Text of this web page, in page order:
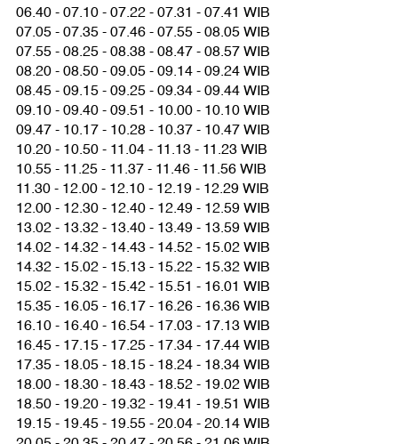
06.40 - 07.10 - 07.22 - 07.31 - 07.41 WIB
07.05 - 07.35 - 07.46 - 07.55 - 08.05 WIB
07.55 - 08.25 - 08.38 - 08.47 - 08.57 WIB
08.20 - 08.50 - 09.05 - 09.14 - 09.24 WIB
08.45 - 09.15 - 09.25 - 09.34 - 09.44 WIB
09.10 - 09.40 - 09.51 - 10.00 - 10.10 WIB
09.47 - 10.17 - 10.28 - 10.37 - 10.47 WIB
10.20 - 10.50 - 11.04 - 11.13 - 11.23 WIB
10.55 - 11.25 - 11.37 - 11.46 - 11.56 WIB
11.30 - 12.00 - 12.10 - 12.19 - 12.29 WIB
12.00 - 12.30 - 12.40 - 12.49 - 12.59 WIB
13.02 - 13.32 - 13.40 - 13.49 - 13.59 WIB
14.02 - 14.32 - 14.43 - 14.52 - 15.02 WIB
14.32 - 15.02 - 15.13 - 15.22 - 15.32 WIB
15.02 - 15.32 - 15.42 - 15.51 - 16.01 WIB
15.35 - 16.05 - 16.17 - 16.26 - 16.36 WIB
16.10 - 16.40 - 16.54 - 17.03 - 17.13 WIB
16.45 - 17.15 - 17.25 - 17.34 - 17.44 WIB
17.35 - 18.05 - 18.15 - 18.24 - 18.34 WIB
18.00 - 18.30 - 18.43 - 18.52 - 19.02 WIB
18.50 - 19.20 - 19.32 - 19.41 - 19.51 WIB
19.15 - 19.45 - 19.55 - 20.04 - 20.14 WIB